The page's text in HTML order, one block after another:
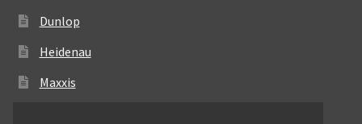
Dunlop
Heidenau
Maxxis